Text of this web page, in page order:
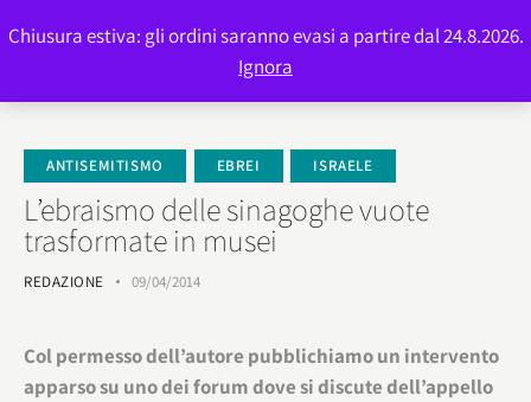
ANTISEMITISMO EBREI ISRAELE
L’ebraismo delle sinagoghe vuote
trasformate in musei
REDAZIONE 09/04/2014
Col permesso dell’autore pubblichiamo un intervento
apparso su uno dei forum dove si discute dell’appello
Chiusura estiva: gli ordini saranno evasi a partire dal 24.8.2026.
Ignora